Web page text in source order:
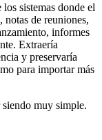
sistemas donde el
de reuniones,
informes
Extraería
y preservaría
para importar más
muy simple.